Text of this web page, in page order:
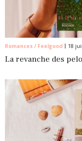
Romances / Feelgood 18
La revanche des